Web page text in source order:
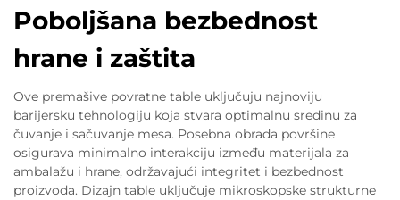
Poboljšana bezbednost
hrane i zaštita
Ove premašive povratne table uključuju najnoviju
barijersku tehnologiju koja stvara optimalnu sredinu za
čuvanje i sačuvanje mesa. Posebna obrada površine
osigurava minimalno interakciju između materijala za
ambalažu i hrane, održavajući integritet i bezbednost
proizvoda. Dizajn table uključuje mikroskopske strukturne